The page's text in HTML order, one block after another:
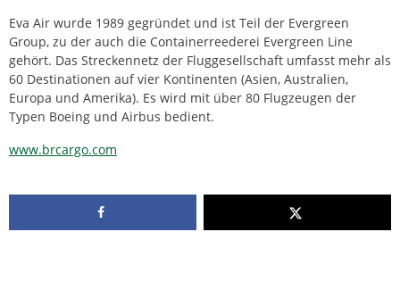
Eva Air wurde 1989 gegründet und ist Teil der Evergreen
Group, zu der auch die Containerreederei Evergreen Line
gehört. Das Streckennetz der Fluggesellschaft umfasst mehr als
60 Destinationen auf vier Kontinenten (Asien, Australien,
Europa und Amerika). Es wird mit über 80 Flugzeugen der
Typen Boeing und Airbus bedient.
www.brcargo.com